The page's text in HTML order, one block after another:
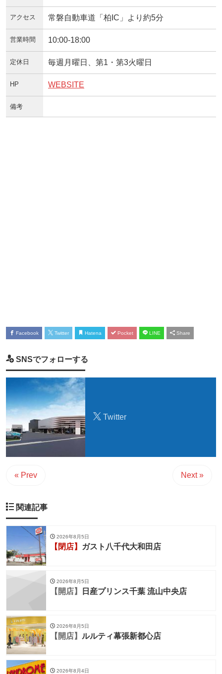
アクセス 常磐自動車道「柏IC」より約5分
営業時間 10:00-18:00
定休日 毎週月曜日、第1・第3火曜日
HP WEBSITE
備考
Facebook Twitter Hatena Pocket LINE Share
SNSでフォローする
Twitter
« Prev Next »
関連記事
2026年8月5日
【閉店】 ガスト八千代大和田店
2026年8月5日
【開店】 日産プリンス千葉 流山中央店
2026年8月5日
【開店】 ルルティ幕張新都心店
2026年8月4日